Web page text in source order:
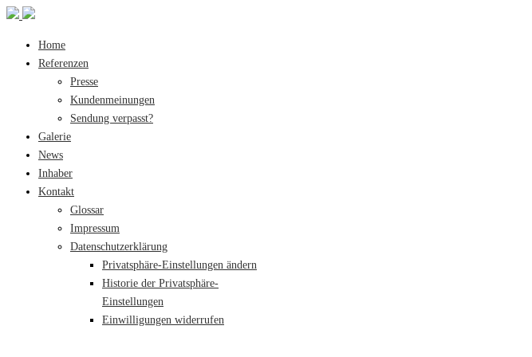
Home
Referenzen
Presse
Kundenmeinungen
Sendung verpasst?
Galerie
News
Inhaber
Kontakt
Glossar
Impressum
Datenschutzerklärung
Privatsphäre-Einstellungen ändern
Historie der Privatsphäre-
Einstellungen
Einwilligungen widerrufen